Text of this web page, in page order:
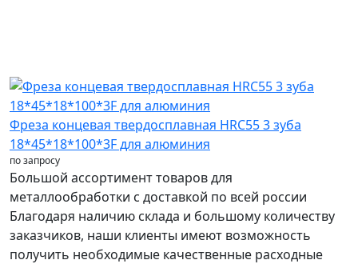
Фреза концевая твердосплавная HRC55 3 зуба
18*45*18*100*3F для алюминия
по запросу
Большой ассортимент товаров для
металлообработки с доставкой по всей россии
Благодаря наличию склада и большому количеству
заказчиков, наши клиенты имеют возможность
получить необходимые качественные расходные